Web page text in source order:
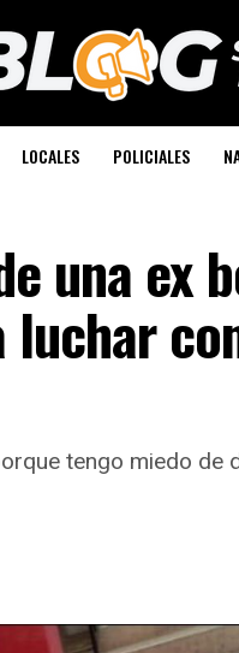
LOCALES POLICIALES
una ex
luchar
tengo miedo de